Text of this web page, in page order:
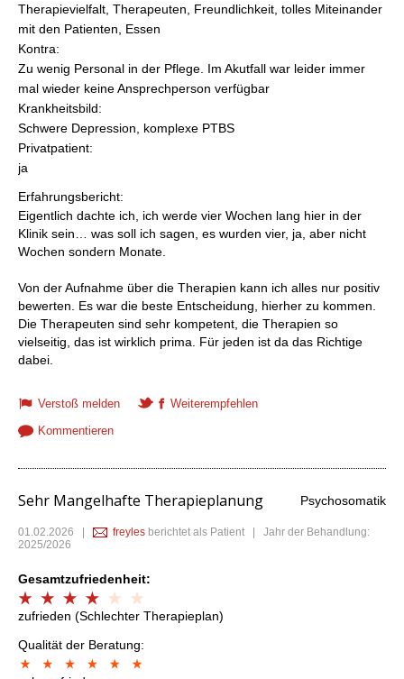
Therapievielfalt, Therapeuten, Freundlichkeit, tolles Miteinander
mit den Patienten, Essen
Kontra:
Zu wenig Personal in der Pflege. Im Akutfall war leider immer
mal wieder keine Ansprechperson verfügbar
Krankheitsbild:
Schwere Depression, komplexe PTBS
Privatpatient:
ja
Erfahrungsbericht:
Eigentlich dachte ich, ich werde vier Wochen lang hier in der
Klinik sein… was soll ich sagen, es wurden vier, ja, aber nicht
Wochen sondern Monate.
Von der Aufnahme über die Therapien kann ich alles nur positiv
bewerten. Es war die beste Entscheidung, hierher zu kommen.
Die Therapeuten sind sehr kompetent, die Therapien so
vielseitig, das ist wirklich prima. Für jeden ist da das Richtige
dabei.
Verstoß melden
Weiterempfehlen
Kommentieren
Sehr Mangelhafte Therapieplanung Psychosomatik
01.02.2026 | freyles berichtet als Patient | Jahr der Behandlung:
2025/2026
Gesamtzufriedenheit:
zufrieden (Schlechter Therapieplan)
Qualität der Beratung: